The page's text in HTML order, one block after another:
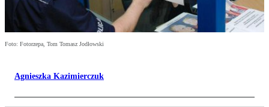
Foto: Fotorzepa, Tom Tomasz Jodłowski
Agnieszka Kazimierczuk